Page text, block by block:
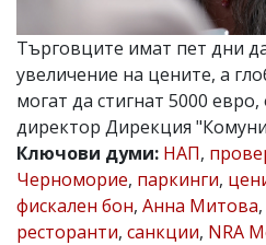
Иван
Колев,
email:
Коментарите
под
статиите
въвеждат
от
Търговците имат пет дни
увеличение на цените, а
могат да стигнат 5000
директор Дирекция
Ключови думи: НАП,
Черноморие, паркинги,
фискален бон, Анна Митова,
ресторанти, санкции, NRA